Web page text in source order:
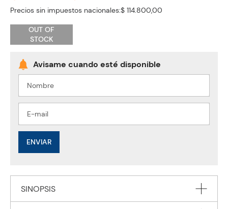
Precios sin impuestos nacionales:$ 114.800,00
OUT OF
STOCK
ENVIAR
SINOPSIS